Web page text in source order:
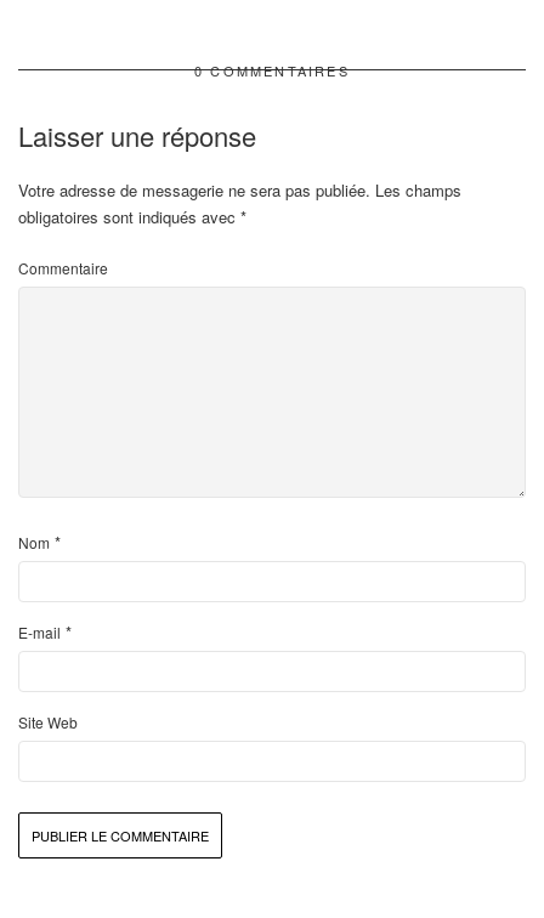
0 COMMENTAIRES
Laisser une réponse
Votre adresse de messagerie ne sera pas publiée. Les champs
obligatoires sont indiqués avec *
Commentaire
Nom *
E-mail *
Site Web